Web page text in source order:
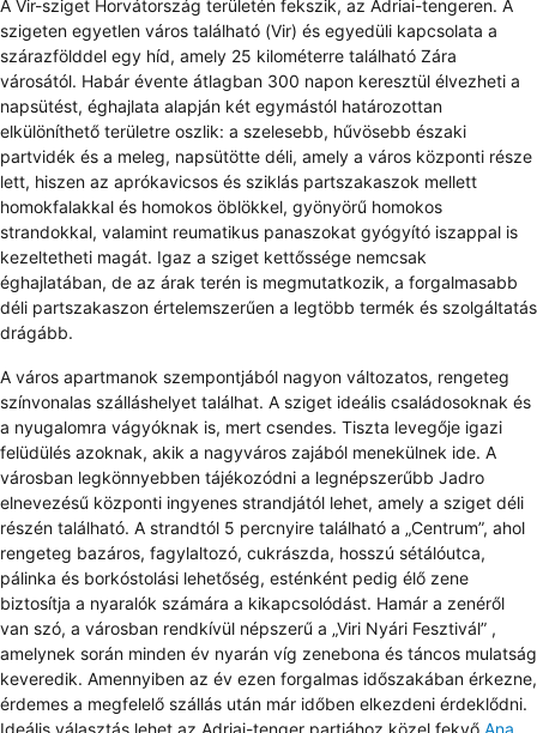
A Vir-sziget Horvátország területén fekszik, az Adriai-tengeren. A
szigeten egyetlen város található (Vir) és egyedüli kapcsolata a
szárazfölddel egy híd, amely 25 kilométerre található Zára
városától. Habár évente átlagban 300 napon keresztül élvezheti a
napsütést, éghajlata alapján két egymástól határozottan
elkülöníthető területre oszlik: a szelesebb, hűvösebb északi
partvidék és a meleg, napsütötte déli, amely a város központi része
lett, hiszen az aprókavicsos és sziklás partszakaszok mellett
homokfalakkal és homokos öblökkel, gyönyörű homokos
strandokkal, valamint reumatikus panaszokat gyógyító iszappal is
kezeltetheti magát. Igaz a sziget kettőssége nemcsak
éghajlatában, de az árak terén is megmutatkozik, a forgalmasabb
déli partszakaszon értelemszerűen a legtöbb termék és szolgáltatás
drágább.
A város apartmanok szempontjából nagyon változatos, rengeteg
színvonalas szálláshelyet találhat. A sziget ideális családosoknak és
a nyugalomra vágyóknak is, mert csendes. Tiszta levegője igazi
felüdülés azoknak, akik a nagyváros zajából menekülnek ide. A
városban legkönnyebben tájékozódni a legnépszerűbb Jadro
elnevezésű központi ingyenes strandjától lehet, amely a sziget déli
részén található. A strandtól 5 percnyire található a „Centrum”, ahol
rengeteg bazáros, fagylaltozó, cukrászda, hosszú sétálóutca,
pálinka és borkóstolási lehetőség, esténként pedig élő zene
biztosítja a nyaralók számára a kikapcsolódást. Hamár a zenéről
van szó, a városban rendkívül népszerű a „Viri Nyári Fesztivál” ,
amelynek során minden év nyarán víg zenebona és táncos mulatság
keveredik. Amennyiben az év ezen forgalmas időszakában érkezne,
érdemes a megfelelő szállás után már időben elkezdeni érdeklődni.
Ideális választás lehet az Adriai-tenger partjához közel fekvő Ana